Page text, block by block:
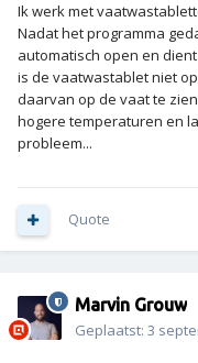
Ik werk met
Nadat het programma
automatisch open en
is de vaatwastablet niet
daarvan op de vaat te
hogere temperaturen en
probleem...
Quote
Marvin Grouw
Geplaatst: 3